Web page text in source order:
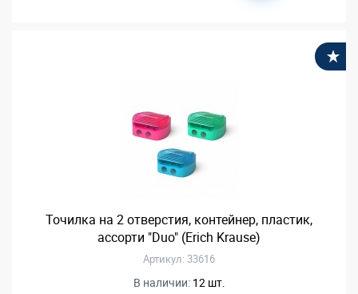
Точилка на 2 отверстия, контейнер, пластик,
ассорти "Duo" (Erich Krause)
Артикул: 33616
В наличии: 12 шт.